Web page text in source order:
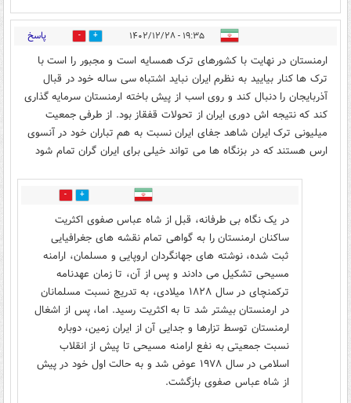
۱۹:۳۵ - ۱۴۰۲/۱۲/۲۸ 4 پاسخ
ارمنستان در نهایت با کشورهای ترک همسایه است و مجبور را است با
ترک ها کنار بیایید به نظرم ایران نباید اشتباه سی ساله خود در قبال
آذربایجان را دنبال کند و روی اسب از پیش باخته ارمنستان سرمایه گذاری
کند که نتیجه اش دوری ایران از تحولات قفقاز بود. از طرفی جمعیت
میلیونی ترک ایران شاهد جفای ایران نسبت به هم تباران خود در آنسوی
ارس هستند که در بزنگاه ها می تواند خیلی برای ایران گران تمام شود
2
در یک نگاه بی طرفانه، قبل از شاه عباس صفوی اکثریت
ساکنان ارمنستان را به گواهی تمام نقشه های جغرافیایی
ثبت شده، نوشته های جهانگردان اروپایی و مسلمان، ارامنه
مسیحی تشکیل می دادند و پس از آن، تا زمان عهدنامه
ترکمنچای در سال ۱۸۲۸ میلادی، به تدریج نسبت مسلمانان
در ارمنستان بیشتر شد تا به اکثریت رسید. اما، پس از اشغال
ارمنستان توسط تزارها و جدایی آن از ایران زمین، دوباره
نسبت جمعیتی به نفع ارامنه مسیحی تا پیش از انقلاب
اسلامی در سال ۱۹۷۸ عوض شد و به حالت اول خود در پیش
از شاه عباس صفوی بازگشت.